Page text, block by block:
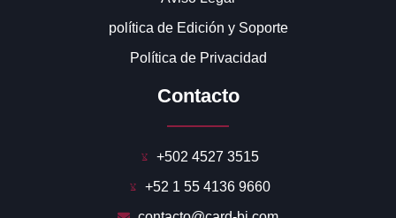
política de Edición y Soporte
Política de Privacidad
Contacto
+502 4527 3515
+52 1 55 4136 9660